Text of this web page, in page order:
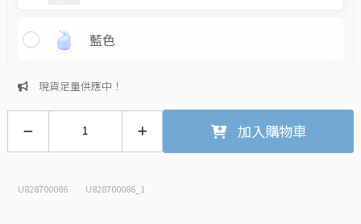
藍色
現貨足量供應中！
加入購物車
U828700086 U828700086_1